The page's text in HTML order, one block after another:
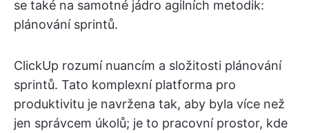
se také na samotné jádro agilních metodik:
plánování sprintů.
ClickUp rozumí nuancím a složitosti plánování
sprintů. Tato komplexní platforma pro
produktivitu je navržena tak, aby byla více než
jen správcem úkolů; je to pracovní prostor, kde